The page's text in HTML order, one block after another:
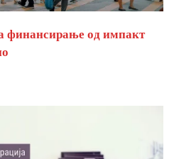
финансирање од импакт